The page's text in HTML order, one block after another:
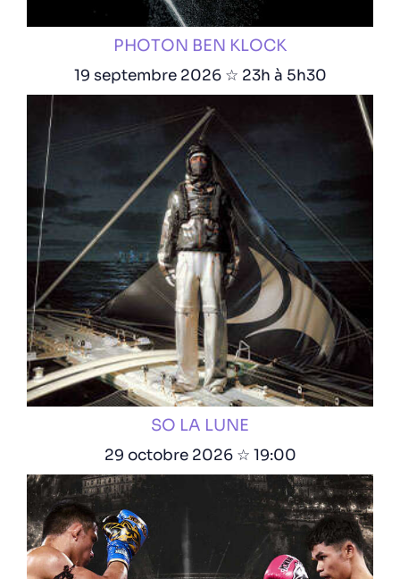
PHOTON BEN KLOCK
19 septembre 2026 ☆ 23h à 5h30
SO LA LUNE
29 octobre 2026 ☆ 19:00